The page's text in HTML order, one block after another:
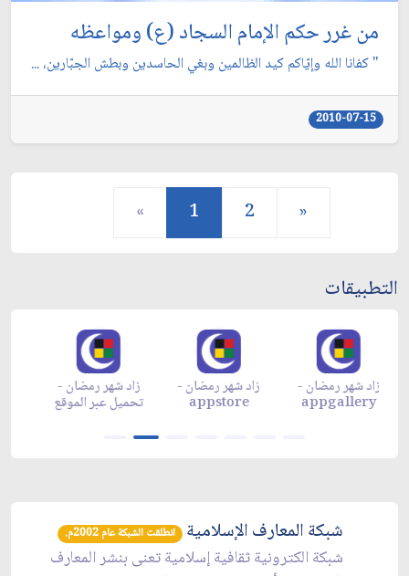
من غرر حكم الإمام السجاد (ع) ومواعظه
" كفانا الله وإيّاكم كيد الظالمين وبغي الحاسدين وبطش الجبّارين، ...
2010-07-15
« 1 2 »
التطبيقات
زاد شهر رمضان -
تحميل عبر الموقع
زاد شهر رمضان -
appstore
زاد شهر رمضان -
appgallery
شبكة المعارف الإسلامية انطلقت الشبكة عام 2002م.
شبكة الكترونية ثقافية إسلامية تعنى بنشر المعارف